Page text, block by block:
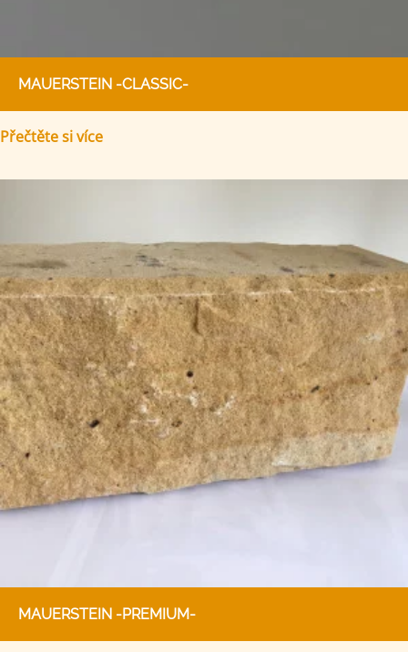
MAUERSTEIN -CLASSIC-
Přečtěte si více
MAUERSTEIN -PREMIUM-